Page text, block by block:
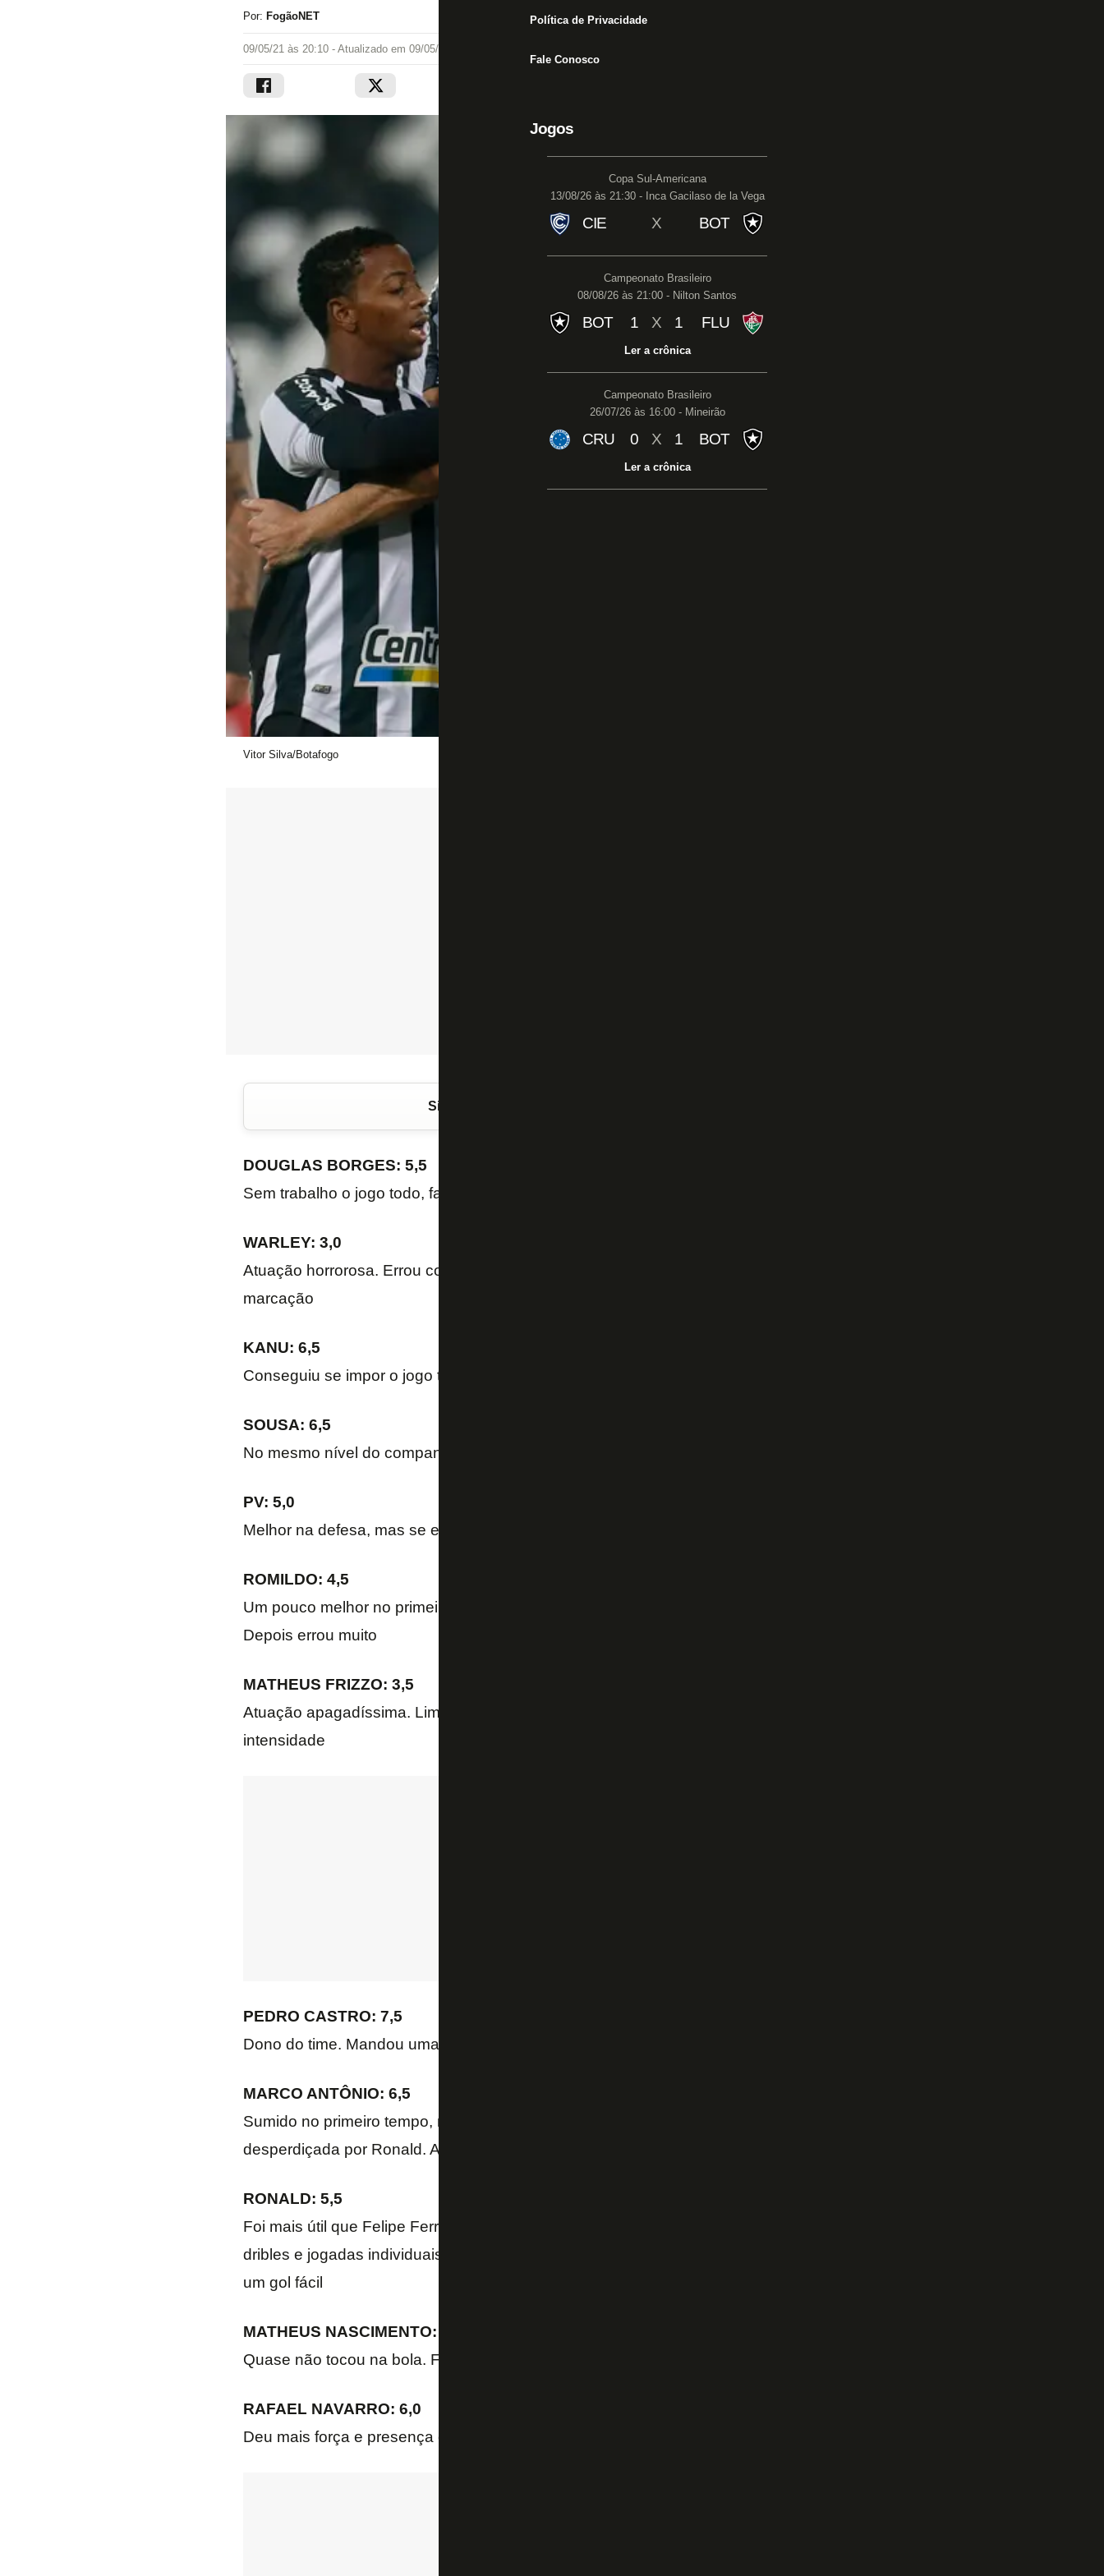
Política de Privacidade
Fale Conosco
Jogos
Copa Sul-Americana
13/08/26 às 21:30 - Inca Gacilaso de la Vega
CIE X BOT
Campeonato Brasileiro
08/08/26 às 21:00 - Nilton Santos
BOT 1 X 1 FLU
Ler a crônica
Campeonato Brasileiro
26/07/26 às 16:00 - Mineirão
CRU 0 X 1 BOT
Ler a crônica
Por: FogãoNET
09/05/21 às 20:10 - Atualizado em 09/05/21 às 20:43
Vitor Silva/Botafogo
Siga o FogãoNET
DOUGLAS BORGES: 5,5
Sem trabalho o jogo todo, faltou sair mais nos cruzamentos. Levou cartão por cera
WARLEY: 3,0
Atuação horrorosa. Errou cobrança de lateral, escanteio, cruzamentos, passes e
marcação
KANU: 6,5
Conseguiu se impor o jogo todo e comandar a defesa
SOUSA: 6,5
No mesmo nível do companheiro no jogo, atuação segura
PV: 5,0
Melhor na defesa, mas se enrolou com a bola e pouco ajudou ofensivamente
ROMILDO: 4,5
Um pouco melhor no primeiro tempo, quando acertou passes e mostrou vontade.
Depois errou muito
MATHEUS FRIZZO: 3,5
Atuação apagadíssima. Limitou-se a passes laterais, sem qualquer objetividade ou
intensidade
PEDRO CASTRO: 7,5
Dono do time. Mandou uma bola no travessão e fez o golaço da vitória
MARCO ANTÔNIO: 6,5
Sumido no primeiro tempo, melhorou no segundo e fez uma grande jogada
desperdiçada por Ronald. Aí foi substituído
RONALD: 5,5
Foi mais útil que Felipe Ferreira e Marcinho. Começou razoavelmente bem, tentando
dribles e jogadas individuais, mas caiu muito no segundo tempo, perdeu bolas bobas e
um gol fácil
MATHEUS NASCIMENTO: 4,0
Quase não tocou na bola. Ficou perdido no ataque e foi pouco acionado
RAFAEL NAVARRO: 6,0
Deu mais força e presença ofensiva, brigando por todas as bolas